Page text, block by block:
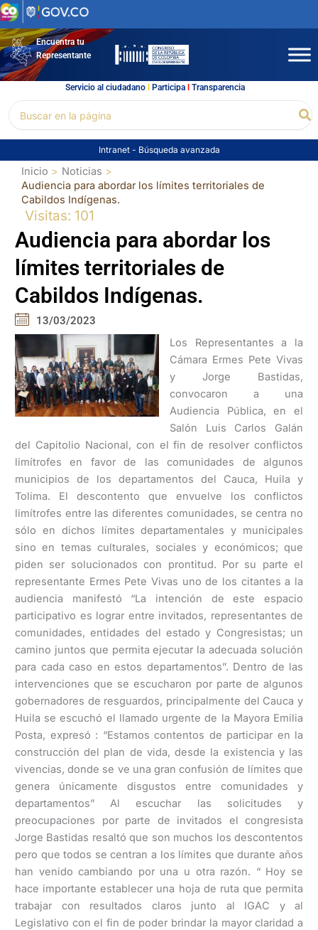
Ir
al
contenidoEncuentra tu
Representante
Servicio al ciudadano l Participal Transparencia
por:
Intranet - Búsqueda avanzada
Inicio
Noticias
Audiencia para abordar los límites territoriales de
Cabildos Indígenas.
Visitas: 101
Audiencia para abordar los
límites territoriales de
Cabildos Indígenas.
13/03/2023
Los Representantes a la
Cámara Ermes Pete Vivas
y Jorge Bastidas,
convocaron a una
Audiencia Pública, en el
Salón Luis Carlos Galán
del Capitolio Nacional, con el fin de resolver conflictos
limítrofes en favor de las comunidades de algunos
municipios de los departamentos del Cauca, Huila y
Tolima. El descontento que envuelve los conflictos
limítrofes entre las diferentes comunidades, se centra no
sólo en dichos límites departamentales y municipales
sino en temas culturales, sociales y económicos; que
piden ser solucionados con prontitud. Por su parte el
representante Ermes Pete Vivas uno de los citantes a la
audiencia manifestó “La intención de este espacio
participativo es lograr entre invitados, representantes de
comunidades, entidades del estado y Congresistas; un
camino juntos que permita ejecutar la adecuada solución
para cada caso en estos departamentos”. Dentro de las
intervenciones que se escucharon por parte de algunos
gobernadores de resguardos, principalmente del Cauca y
Huila se escuchó el llamado urgente de la Mayora Emilia
Posta, expresó : “Estamos contentos de participar en la
construcción del plan de vida, desde la existencia y las
vivencias, donde se ve una gran confusión de límites que
genera únicamente disgustos entre comunidades y
departamentos” Al escuchar las solicitudes y
preocupaciones por parte de invitados el congresista
Jorge Bastidas resaltó que son muchos los descontentos
pero que todos se centran a los límites que durante años
han venido cambiando por una u otra razón. “ Hoy se
hace importante establecer una hoja de ruta que permita
trabajar con resultados claros junto al IGAC y al
Legislativo con el fin de poder brindar la mayor claridad a